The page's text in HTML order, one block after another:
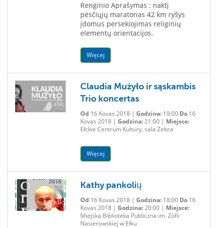
Renginio Aprašymas : naktį
pėsčiųjų maratonas 42 km ryšys
įdomus persekiojimas religinių
elementų orientacijos.
Więcej
Claudia Mużyło ir sąskambis
Trio koncertas
Od 16 Kovas 2018 | Godzina:19:00 Do16
Kovas 2018 | Godzina:21:00 | Miejsce:
Ełckie Centrum Kultury, sala Zebra
Więcej
Kathy pankolių
Od 16 Kovas 2018 | Godzina:18:00 Do16
Kovas 2018 | Godzina:20:00 | Miejsce:
Miejska Biblioteka Publiczna im. Zofii
Nasierowskiej w Ełku